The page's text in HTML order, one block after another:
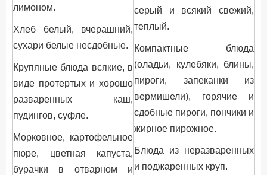
лимоном.
Хлеб белый, вчерашний,
сухари белые несдобные.
Крупяные блюда всякие, в
виде протертых и хорошо
разваренных каш,
пудингов, суфле.
Морковное, картофельное
пюре, цветная капуста,
бурачки в отварном и
серый и всякий свежий,
теплый.
Компактные блюда
(оладьи, кулебяки, блины,
пироги, запеканки из
вермишели), горячие и
сдобные пироги, пончики и
жирное пирожное.
Блюда из неразваренных
и поджаренных круп.